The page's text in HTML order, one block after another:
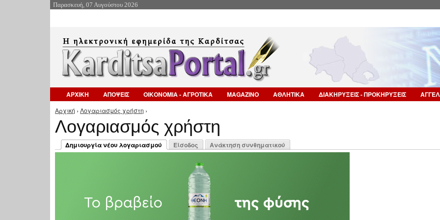
Παρασκευή, 07 Αυγούστου 2026
ΑΡΧΙΚΗ ΑΠΟΨΕΙΣ ΟΙΚΟΝΟΜΙΑ - ΑΓΡΟΤΙΚΑ MAGAZINO ΑΘΛΗΤΙΚΑ ΔΙΑΚΗΡΥΞΕΙΣ - ΠΡΟΚΗΡΥΞΕΙΣ
Είστε εδώ
Αρχική › Λογαριασμός χρήστη ›
Λογαριασμός χρήστη
Πρωτεύουσες καρτέλες
Δημιουργία νέου λογαριασμού
(ενεργή καρτέλα)
Είσοδος Ανάκτηση συνθηματικού